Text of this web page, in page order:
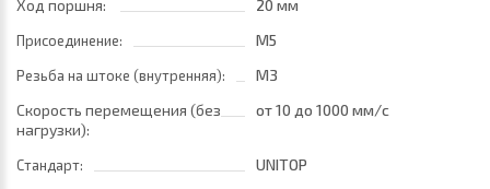
Ход поршня: 20 мм
Присоединение: M5
Резьба на штоке (внутренняя):
M3
Скорость перемещения (без
нагрузки):
от 10 до 1000 мм/с
Стандарт: UNITOP